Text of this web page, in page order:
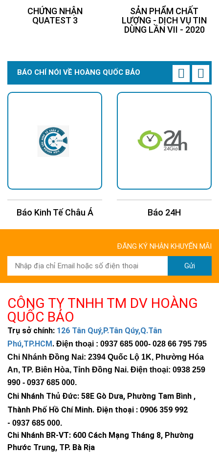
CHỨNG NHẬN
QUATEST 3
SẢN PHẨM CHẤT
LƯỢNG - DỊCH VỤ TIN
DÙNG LẦN VII - 2020
BÁO CHÍ NÓI VỀ HOÀNG QUỐC BẢO
Báo 24H Báo Tuổi Trẻ
ĐĂNG KÝ NHẬN KHUYẾN MÃI
Gửi
CÔNG TY TNHH TM DV HOÀNG
QUỐC BẢO
Trụ sở chính: 126 Tân Quý,P.Tân Qúy,Q.Tân
Phú,TP.HCM . Điện thoại : 0937 685 000- 028 66 795 795
Chi Nhánh Đồng Nai: 2394 Quốc Lộ 1K, Phường Hóa
An, TP. Biên Hòa, Tỉnh Đồng Nai. Điện thoại: 0938 259
990 - 0937 685 000.
Chi Nhánh Thủ Đức: 58E Gò Dưa, Phường Tam Bình ,
Thành Phố Hồ Chí Minh. Điện thoại : 0906 359 992
- 0937 685 000.
Chi Nhánh BR-VT: 600 Cách Mạng Tháng 8, Phường
Phước Trung, TP. Bà Rịa